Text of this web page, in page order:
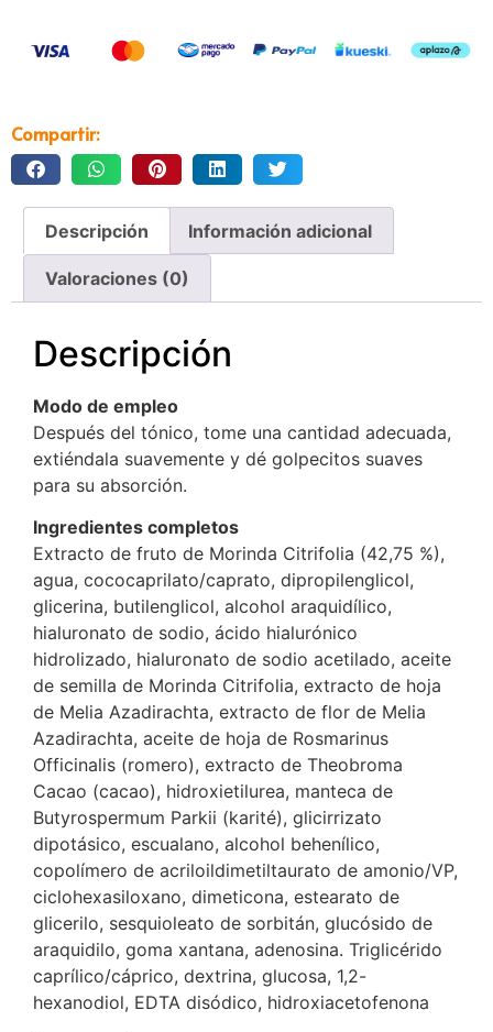
Compartir:
Descripción Información adicional
Valoraciones (0)
Descripción
Modo de empleo
Después del tónico, tome una cantidad adecuada,
extiéndala suavemente y dé golpecitos suaves
para su absorción.
Ingredientes completos
Extracto de fruto de Morinda Citrifolia (42,75 %),
agua, cococaprilato/caprato, dipropilenglicol,
glicerina, butilenglicol, alcohol araquidílico,
hialuronato de sodio, ácido hialurónico
hidrolizado, hialuronato de sodio acetilado, aceite
de semilla de Morinda Citrifolia, extracto de hoja
de Melia Azadirachta, extracto de flor de Melia
Azadirachta, aceite de hoja de Rosmarinus
Officinalis (romero), extracto de Theobroma
Cacao (cacao), hidroxietilurea, manteca de
Butyrospermum Parkii (karité), glicirrizato
dipotásico, escualano, alcohol behenílico,
copolímero de acriloildimetiltaurato de amonio/VP,
ciclohexasiloxano, dimeticona, estearato de
glicerilo, sesquioleato de sorbitán, glucósido de
araquidilo, goma xantana, adenosina. Triglicérido
caprílico/cáprico, dextrina, glucosa, 1,2-
hexanodiol, EDTA disódico, hidroxiacetofenona